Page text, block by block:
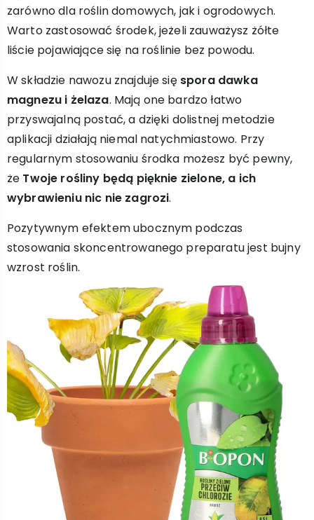
zarówno dla roślin domowych, jak i ogrodowych.
Warto zastosować środek, jeżeli zauważysz żółte
liście pojawiające się na roślinie bez powodu.
W składzie nawozu znajduje się spora dawka
magnezu i żelaza. Mają one bardzo łatwo
przyswajalną postać, a dzięki dolistnej metodzie
aplikacji działają niemal natychmiastowo. Przy
regularnym stosowaniu środka możesz być pewny,
że Twoje rośliny będą pięknie zielone, a ich
wybrawieniu nic nie zagrozi.
Pozytywnym efektem ubocznym podczas
stosowania skoncentrowanego preparatu jest bujny
wzrost roślin.